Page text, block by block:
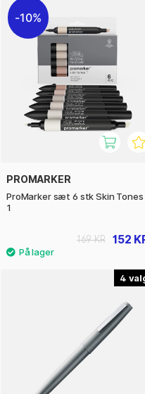
10%
PROMARKER
ProMarker sæt 6 stk Skin Tones
1
152
169 KR
4